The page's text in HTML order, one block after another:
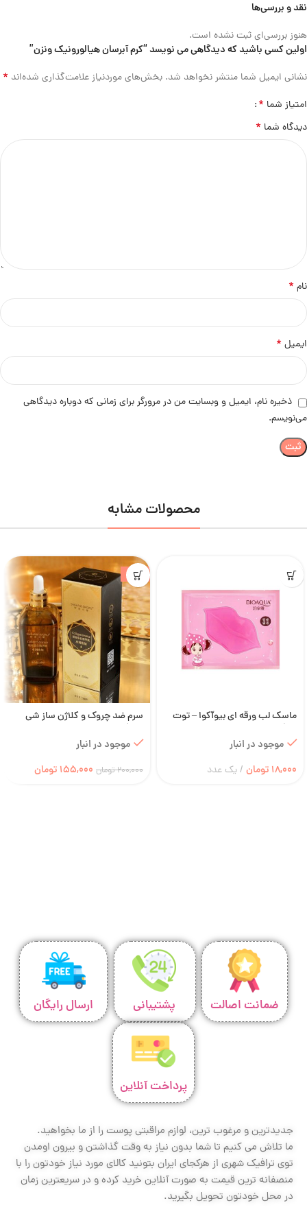
نقد و بررسی‌ها
هنوز بررسی‌ای ثبت نشده است.
اولین کسی باشید که دیدگاهی می نویسد “کرم آبرسان هیالورونیک ونزن”
نشانی ایمیل شما منتشر نخواهد شد. بخش‌های موردنیاز علامت‌گذاری شده‌اند *
امتیاز شما *
دیدگاه شما *
نام *
ایمیل *
ذخیره نام، ایمیل و وبسایت من در مرورگر برای زمانی که دوباره دیدگاهی
می‌نویسم.
محصولات مشابه
ماسک لب ورقه ای بیوآکوا – توت
موجود در انبار
18,000 تومان یک عدد
-23%
سرم ضد چروک و کلاژن ساز شی
موجود در انبار
200,000تومان 155,000 تومان
ضمانت اصالت پشتیبانی ارسال رایگان
پرداخت آنلاین
جدیدترین و مرغوب ترین، لوازم مراقبتی پوست را از ما بخواهید.
ما تلاش می کنیم تا شما بدون نیاز به وقت گذاشتن و بیرون اومدن
توی ترافیک شهری از هرکجای ایران بتونید کالای مورد نیاز خودتون را با
منصفانه ترین قیمت به صورت آنلاین خرید کرده و در سریعترین زمان
در محل خودتون تحویل بگیرید.